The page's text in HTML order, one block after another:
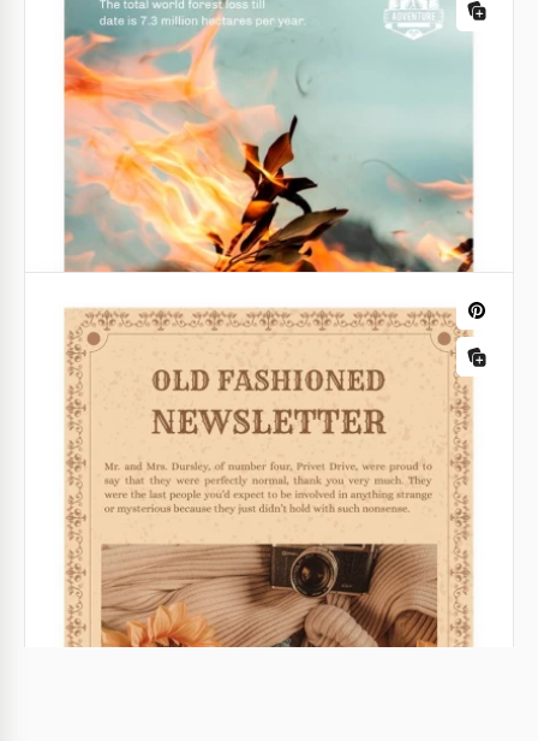
Organisateurs de mariages
Organisateur de table de mariage
Il est temps de vous présenter notre magnifique
organisateur de mariage réalisé en rouge. Le
magnifique cadre tendre et les jolis styles de police
forment une excellente combinaison.
Affiches
Charger plus